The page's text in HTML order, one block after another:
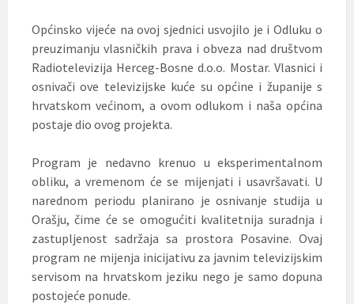
Općinsko vijeće na ovoj sjednici usvojilo je i Odluku o
preuzimanju vlasničkih prava i obveza nad društvom
Radiotelevizija Herceg-Bosne d.o.o. Mostar. Vlasnici i
osnivači ove televizijske kuće su općine i županije s
hrvatskom većinom, a ovom odlukom i naša općina
postaje dio ovog projekta.
Program je nedavno krenuo u eksperimentalnom
obliku, a vremenom će se mijenjati i usavršavati. U
narednom periodu planirano je osnivanje studija u
Orašju, čime će se omogućiti kvalitetnija suradnja i
zastupljenost sadržaja sa prostora Posavine. Ovaj
program ne mijenja inicijativu za javnim televizijskim
servisom na hrvatskom jeziku nego je samo dopuna
postojeće ponude.